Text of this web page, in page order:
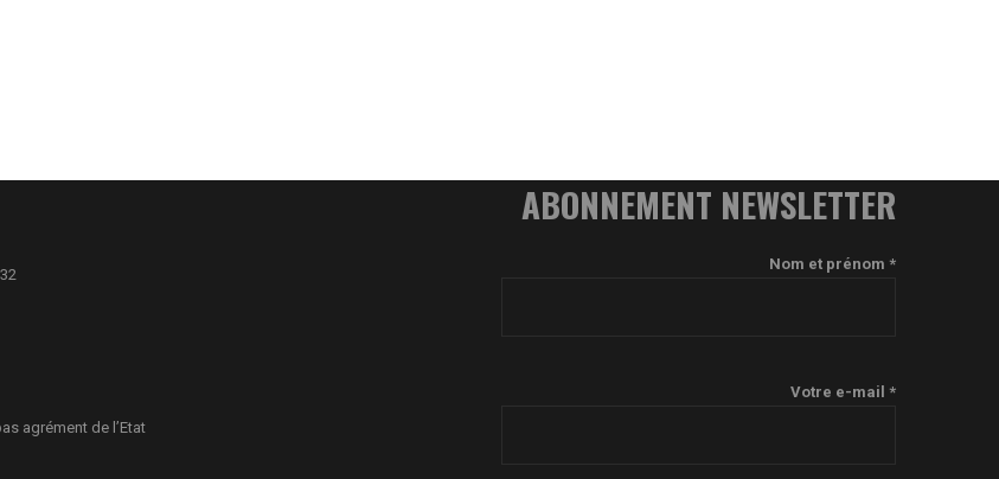
agrément de l’Etat
ABONNEMENT NEWSLETTER
Nom et prénom *
Votre e-mail *